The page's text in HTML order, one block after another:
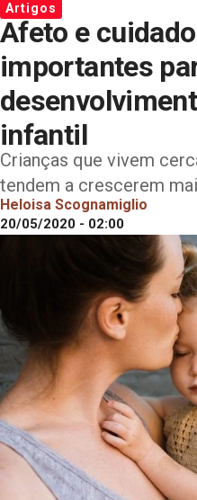
Artigos
Afeto e
importantes
infantil
Crianças que vivem
tendem a crescerem
Heloisa Scognamiglio
20/05/2020 - 02:00